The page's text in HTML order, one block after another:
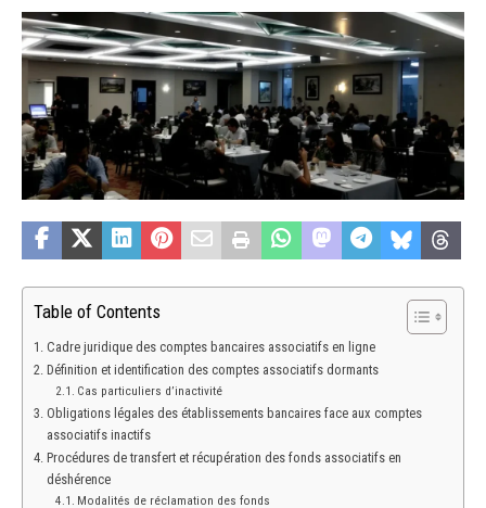
Table of Contents
Cadre juridique des comptes bancaires associatifs en ligne
Définition et identification des comptes associatifs dormants
Cas particuliers d’inactivité
Obligations légales des établissements bancaires face aux comptes
associatifs inactifs
Procédures de transfert et récupération des fonds associatifs en
déshérence
Modalités de réclamation des fonds